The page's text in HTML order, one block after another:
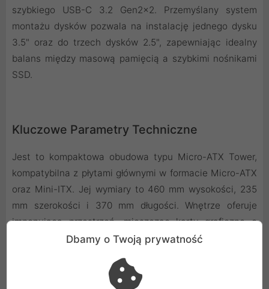
szybkiego USB-C 3.2 Gen2x2. Przemyślany system
montażu dysków pozwala na instalację jednego dysku
3.5" oraz do trzech dysków 2.5", zapewniając idealny
balans między masową pamięcią a szybkimi nośnikami
SSD.
Kluczowe Parametry Techniczne
Jest to kompaktowa obudowa typu Micro-ATX Tower,
kompatybilna z płytami głównymi w formacie Micro-ATX
oraz Mini-ITX. Jej wymiary to 460 mm wysokości, 235
mm szerokości i 370 mm długości. Wnętrze oferuje
imponującą przestrzeń, mieszcząc karty graficzne o
długości do 430 mm, chłodzenia procesora o wysokości
do 150 mm. Nowoczesny panel I/O na froncie
wyposażono w port USB 3.0, szybkie USB-C 3.2 Gen2x2
Dbamy o Twoją prywatność